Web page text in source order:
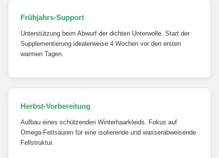
Frühjahrs-Support
Unterstützung beim Abwurf der dichten Unterwolle. Start der
Supplementierung idealerweise 4 Wochen vor den ersten
warmen Tagen.
Herbst-Vorbereitung
Aufbau eines schützenden Winterhaarkleids. Fokus auf
Omega-Fettsäuren für eine isolierende und wasserabweisende
Fellstruktur.